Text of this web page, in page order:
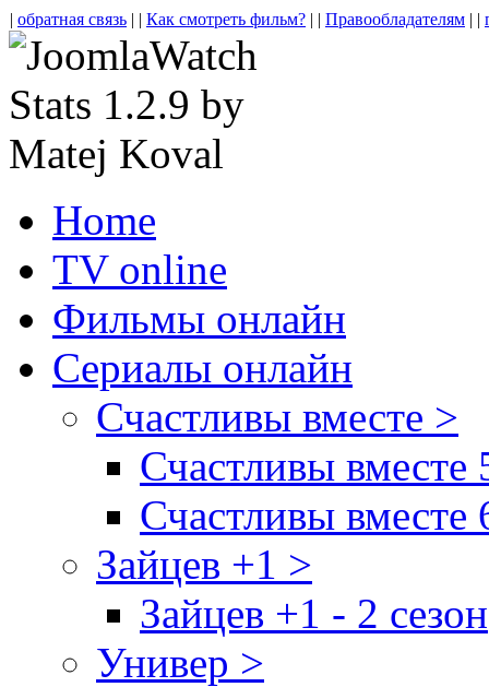
| обратная связь | | Как смотреть фильм? | | Правообладателям | |
Home
TV online
Фильмы онлайн
Сериалы онлайн
Счастливы вместе >
Счастливы вместе
Счастливы вместе
Зайцев +1 >
Зайцев +1 - 2 сезон
Универ >